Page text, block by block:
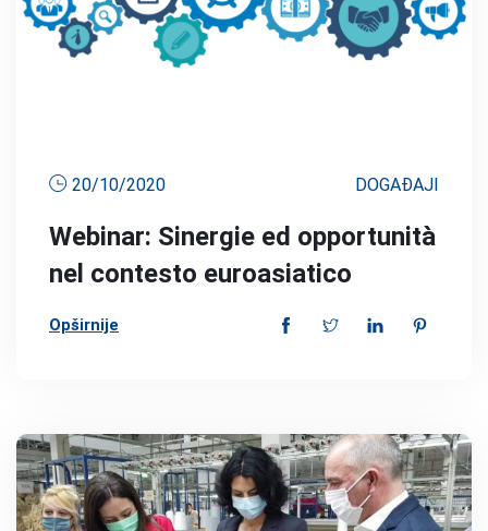
20/10/2020 DOGAĐAJI
Webinar: Sinergie ed opportunità
nel contesto euroasiatico
Opširnije